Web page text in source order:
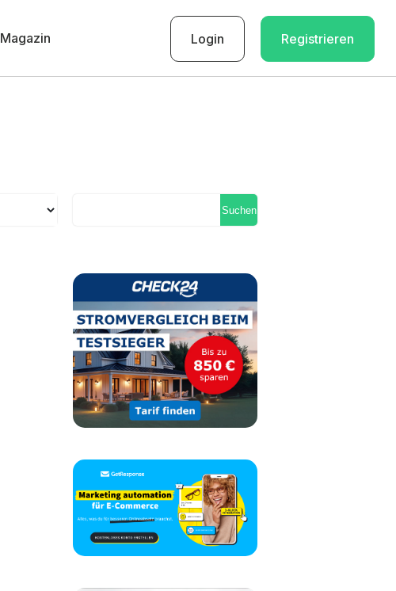
Magazin Login Registrieren